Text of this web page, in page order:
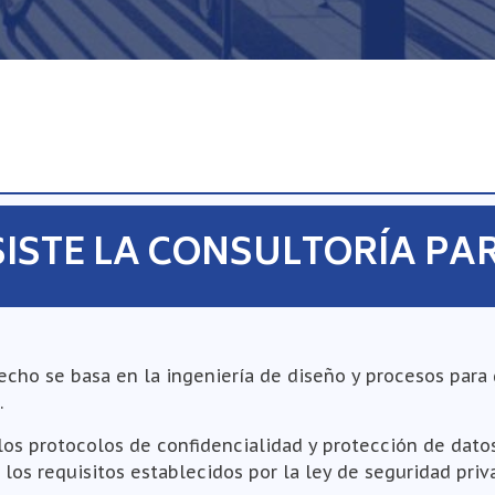
LA CONSULTORÍA
se basa en la ingeniería de diseño y procesos
protocolos de confidencialidad y protección de
requisitos establecidos por la ley de seguridad